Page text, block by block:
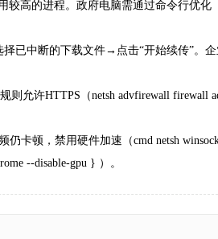
较高的进程。政府电脑需通过命令行优化
择已中断的下载文件→点击“开始续传”。
允许HTTPS（netsh advfirewall firewall
卡顿，禁用硬件加速（cmd netsh
--disable-gpu } ）。